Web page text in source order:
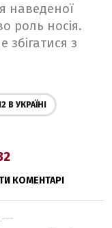
наведеної
роль носія.
збігатися з
В УКРАЇНІ
КОМЕНТАРІ